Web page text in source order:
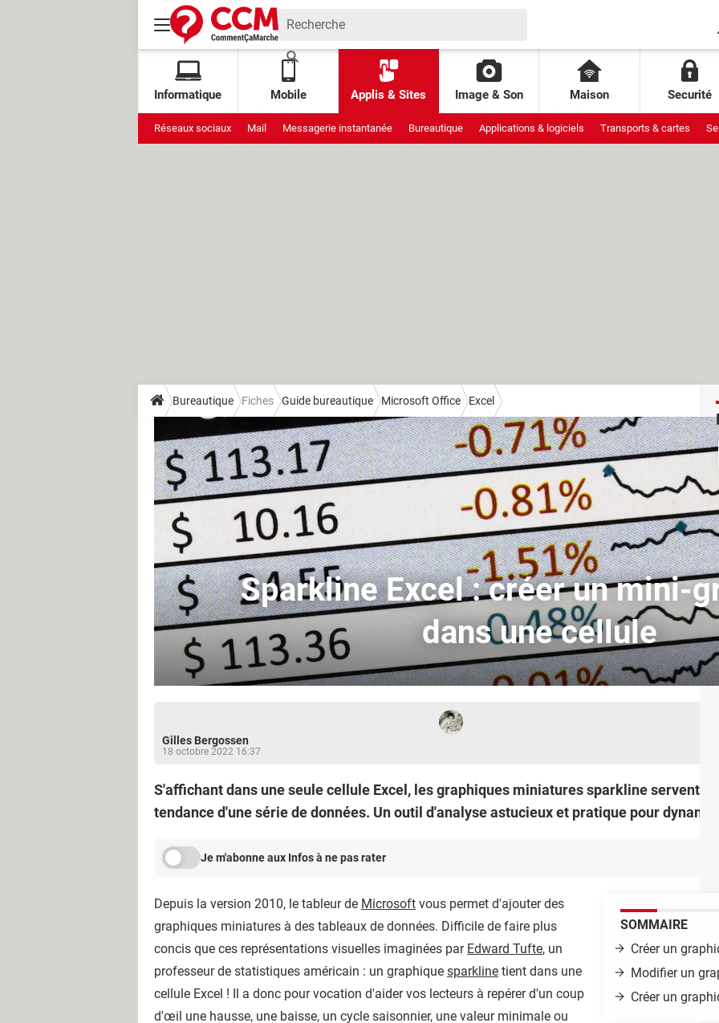
Informatique Mobile Applis & Sites Image & Son Maison Securité
Réseaux sociaux Mail Messagerie instantanée Bureautique Applications & logiciels Transports & cartes
Bureautique Fiches Guide bureautique Microsoft Office Excel
Sparkline Excel : créer un mini-
dans une cellule
Gilles Bergossen
18 octobre 2022 16:37
S'affichant dans une seule cellule Excel, les graphiques miniatures sparkline servent
tendance d'une série de données. Un outil d'analyse astucieux et pratique pour
Je m'abonne aux Infos à ne pas rater
SOMMAIRE
Créer un
Modifier un
Créer un
Depuis la version 2010, le tableur de Microsoft vous permet d'ajouter des
graphiques miniatures à des tableaux de données. Difficile de faire plus
concis que ces représentations visuelles imaginées par Edward Tufte, un
professeur de statistiques américain : un graphique sparkline tient dans une
cellule Excel ! Il a donc pour vocation d'aider vos lecteurs à repérer d'un coup
d'œil une hausse, une baisse, un cycle saisonnier, une valeur minimale ou